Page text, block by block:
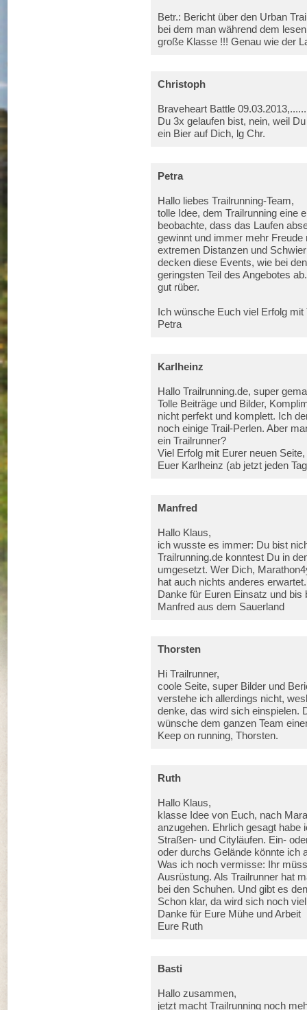
Betr.: Bericht über den Urban
bei dem man während dem
große Klasse !!! Genau wie der
Christoph
Braveheart Battle
Du 3x gelaufen bist, nein, weil
ein Bier auf Dich, lg Chr.
Petra
Hallo liebes Trailrunning-Team,
tolle Idee, dem Trailrunning eine
beobachte, dass das Laufen
gewinnt und immer mehr
extremen Distanzen und
decken diese Events, wie bei
geringsten Teil des Angebotes
gut rüber.
Ich wünsche Euch viel Erfolg mit
Petra
Karlheinz
Hallo Trailrunning.de, super
Tolle Beiträge und Bilder,
nicht perfekt und komplett. Ich
noch einige Trail-Perlen. Aber
ein Trailrunner?
Viel Erfolg mit Eurer neuen Seite,
Euer Karlheinz (ab jetzt jeden
Manfred
Hallo Klaus,
ich wusste es immer: Du bist
Trailrunning.de konntest Du in
umgesetzt. Wer Dich,
hat auch nichts anderes
Danke für Euren Einsatz und bis
Manfred aus dem Sauerland
Thorsten
Hi Trailrunner,
coole Seite, super Bilder und
verstehe ich allerdings nicht,
denke, das wird sich einspielen.
wünsche dem ganzen Team
Keep on running, Thorsten.
Ruth
Hallo Klaus,
klasse Idee von Euch, nach
anzugehen. Ehrlich gesagt habe
Straßen- und Cityläufen. Ein-
oder durchs Gelände könnte ich
Was ich noch vermisse: Ihr
Ausrüstung. Als Trailrunner hat
bei den Schuhen. Und gibt es
Schon klar, da wird sich noch
Danke für Eure Mühe und Arbeit
Eure Ruth
Basti
Hallo zusammen,
jetzt macht Trailrunning noch